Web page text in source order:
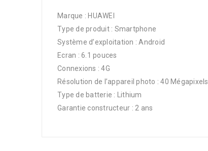
Marque : HUAWEI
Type de produit : Smartphone
Système d’exploitation : Android
Ecran : 6.1 pouces
Connexions : 4G
Résolution de l’appareil photo : 40 Mégapixels
Type de batterie : Lithium
Garantie constructeur : 2 ans